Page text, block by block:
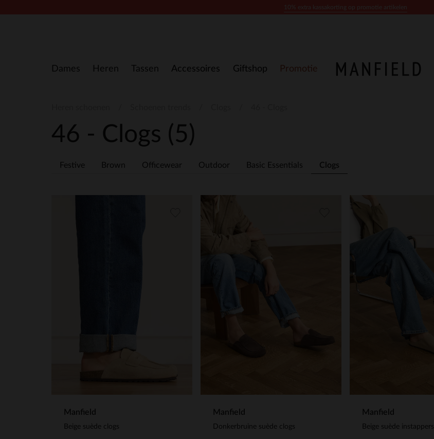
Dames Heren Tassen Accessoires Giftshop Promotie
46 - Clogs (5)
Festive Brown Officewear Outdoor Basic Essentials Clogs
Manfield
Beige suède clogs
Manfield
Donkerbruine suède clogs
Manfield
Beige suède instappers